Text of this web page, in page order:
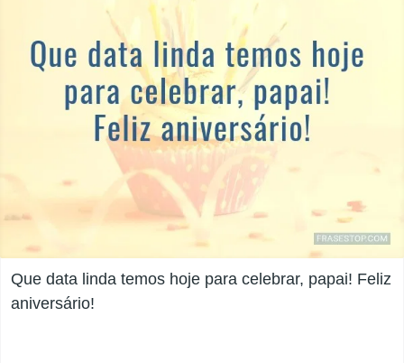
Que data linda temos hoje para celebrar, papai! Feliz
aniversário!